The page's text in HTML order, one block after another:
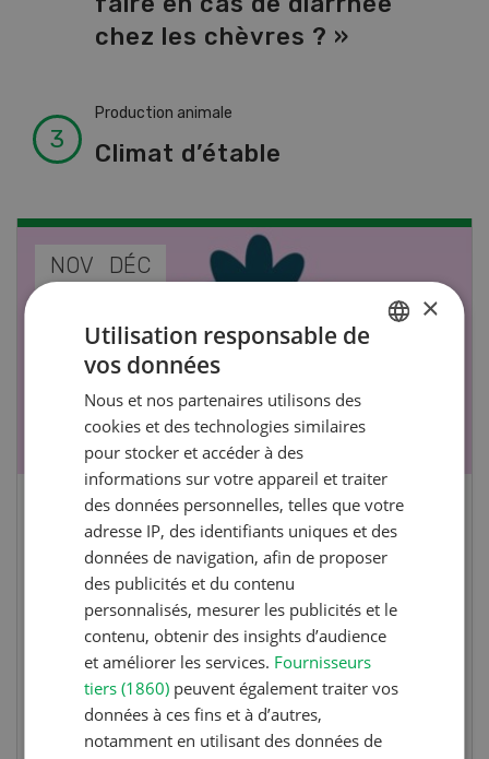
chez les chèvres ? »
Production animale
Climat d’étable
NOV JAN
Cours spécialisé Aquaculture
Vous élevez des poissons ou songez à le faire?
Ce cours vous équipe du savoir nécessaire. Si
vous effectuez aussi un stage pratique, votre
diplôme est reconnu officiellement et vous
habilite à détenir des poissons à titre
professionnel.
×
Utilisation responsable de
vos données
Nous et nos partenaires utilisons des
cookies et des technologies similaires
pour stocker et accéder à des
informations sur votre appareil et traiter
des données personnelles, telles que votre
adresse IP, des identifiants uniques et des
données de navigation, afin de proposer
des publicités et du contenu
personnalisés, mesurer les publicités et le
contenu, obtenir des insights d’audience
et améliorer les services. Fournisseurs
tiers (1860) peuvent également traiter vos
données à ces fins et à d’autres,
notamment en utilisant des données de